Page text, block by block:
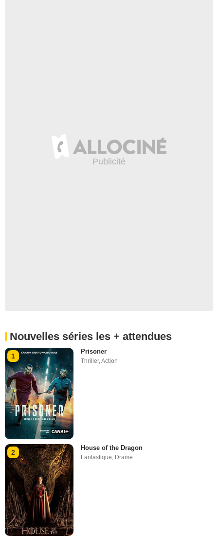
Nouvelles séries les + attendues
1
Prisoner
Thriller,Action
2
House of the Dragon
Fantastique, Drame